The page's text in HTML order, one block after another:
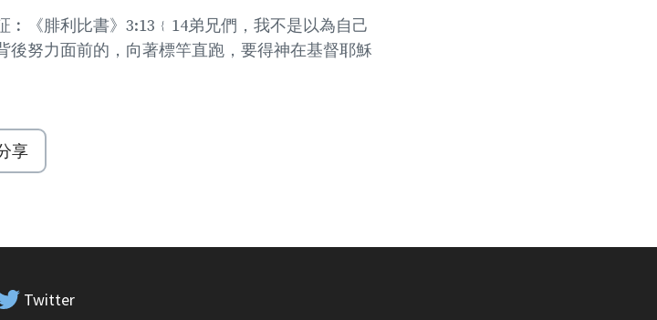
《腓利比書》3:13﹛14弟兄們，我不是以為自己
後努力面前的，向著標竿直跑，要得神在基督耶穌
享
Twitter